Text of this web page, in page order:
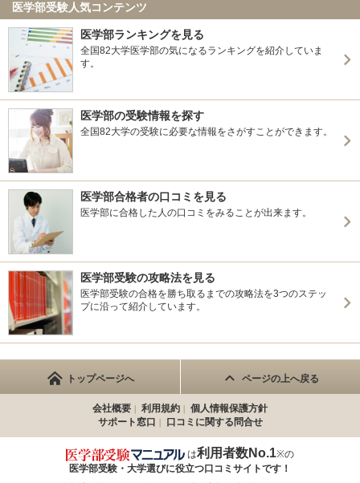
医学部受験人気コンテンツ
医学部ランキングを見る
全国82大学医学部の気になるランキングを紹介していま
す。
医学部の受験情報を探す
全国82大学の受験に必要な情報をさがすことができます。
医学部合格者の口コミを見る
医学部に合格した人の口コミをみることが出来ます。
医学部受験の攻略法を見る
医学部受験の合格を勝ち取るまでの攻略法を3つのステッ
プに沿って紹介しています。
トップページへ ページの上へ戻る
会社概要 利用規約
個人情報保護方針
サポート窓口
口コミに関する問合せ
は利用者数No.1※の
医学部受験・大学選びに役立つ口コミサイトです！